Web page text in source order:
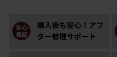
購入後も安心！アフ
ター修理サポート